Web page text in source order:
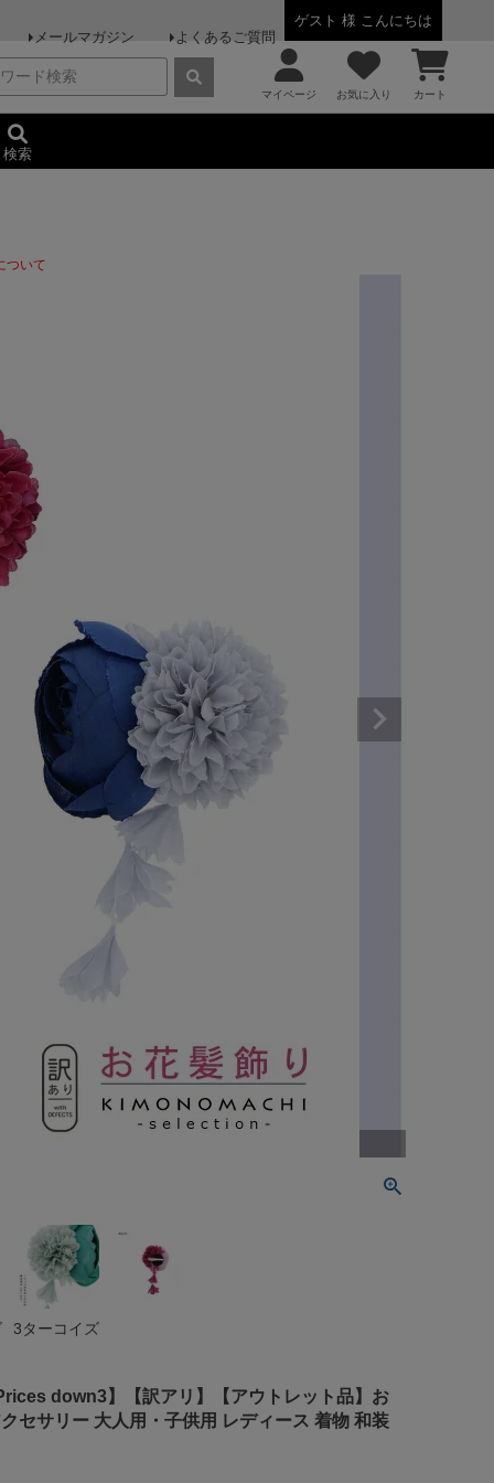
ゲスト 様 こんにちは
メールマガジン
よくあるご質問
マイページ お気に入り カート
検索
ついて
3ターコイズ
down3】【訳アリ】【アウトレット品】お
セサリー 大人用・子供用 レディース 着物 和装